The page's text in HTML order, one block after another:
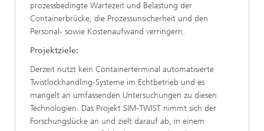
prozessbedingte Wartezeit und Belastung der
Containerbrücke, die Prozessunsicherheit und den
Personal- sowie Kostenaufwand verringern.
Projektziele:
Derzeit nutzt kein Containerterminal automatisierte
Twistlockhandling-Systeme im Echtbetrieb und es
mangelt an umfassenden Untersuchungen zu diesen
Technologien. Das Projekt SIM-TWIST nimmt sich der
Forschungslücke an und zielt darauf ab, in einem